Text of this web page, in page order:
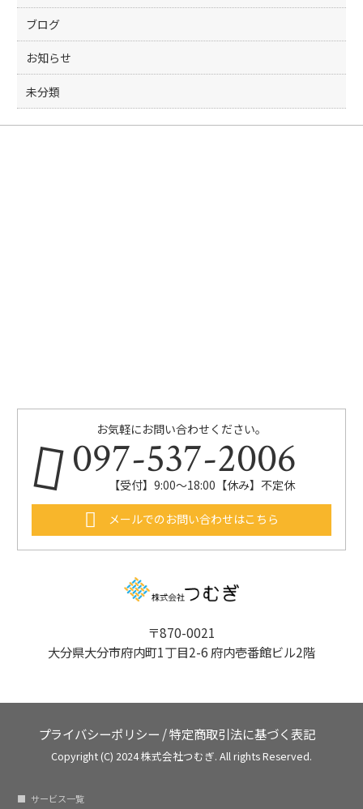
ブログ
お知らせ
未分類
お気軽にお問い合わせください。
097-537-2006
【受付】9:00～18:00【休み】不定休
メールでのお問い合わせはこちら
〒870-0021
大分県大分市府内町1丁目2-6 府内壱番館ビル2階
プライバシーポリシー /特定商取引法に基づく表記
Copyright (C) 2024 株式会社つむぎ. All rights Reserved.
サービス一覧